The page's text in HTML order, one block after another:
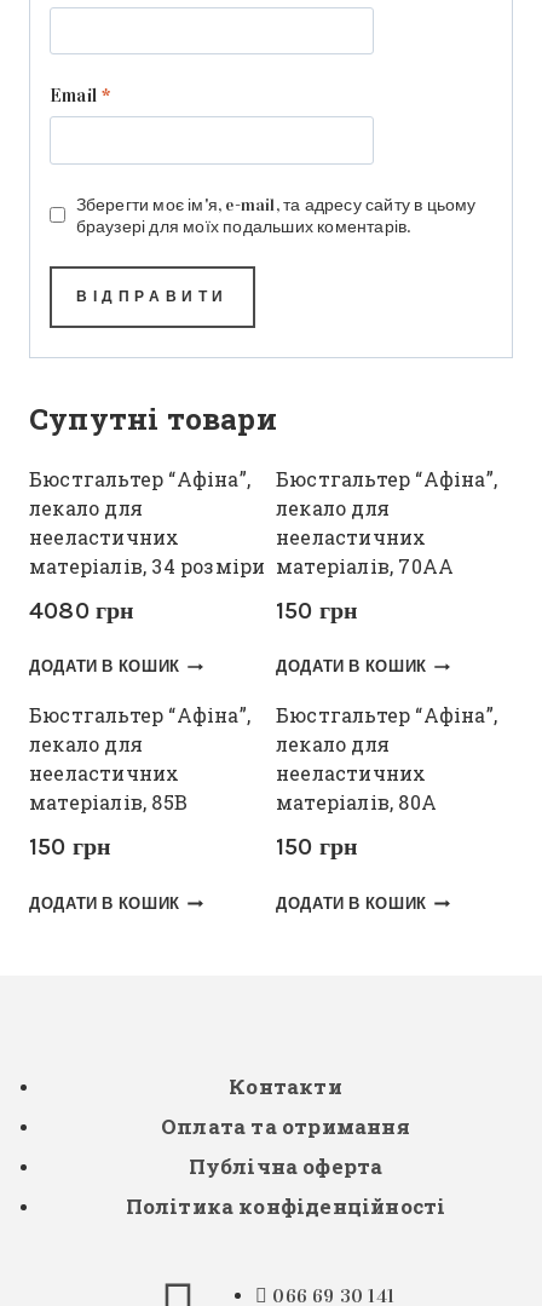
Email*
Зберегти моє ім'я, e-mail, та адресу сайту в цьому
браузері для моїх подальших коментарів.
Супутні товари
Бюстгальтер “Афіна”,
лекало для
нееластичних
матеріалів, 34 розміри
4080 грн
ДОДАТИ В КОШИК
Бюстгальтер “Афіна”,
лекало для
нееластичних
матеріалів, 70АА
150 грн
ДОДАТИ В КОШИК
Бюстгальтер “Афіна”,
лекало для
нееластичних
матеріалів, 85В
150 грн
ДОДАТИ В КОШИК
Бюстгальтер “Афіна”,
лекало для
нееластичних
матеріалів, 80А
150 грн
ДОДАТИ В КОШИК
Контакти
Оплата та отримання
Публічна оферта
Політика конфіденційності
066 69 30 141